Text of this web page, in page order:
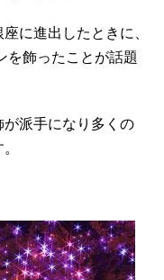
に進出したときに、
を飾ったことが話題
派手になり多くの